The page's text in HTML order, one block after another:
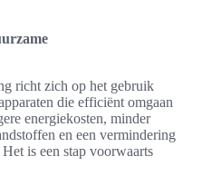
richt zich op het gebruik
die efficiënt omgaan
energiekosten, minder
en een vermindering
is een stap voorwaarts